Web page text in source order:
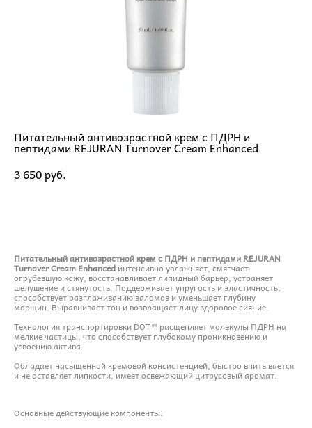
Питательный антивозрастной крем с ПДРН и
пептидами REJURAN Turnover Cream Enhanced
3 650 pуб.
Питательный антивозрастной крем с ПДРН и пептидами REJURAN
Turnover Cream Enhanced интенсивно увлажняет, смягчает
огрубевшую кожу, восстанавливает липидный барьер, устраняет
шелушение и стянутость. Поддерживает упругость и эластичность,
способствует разглаживанию заломов и уменьшает глубину
морщин. Выравнивает тон и возвращает лицу здоровое сияние.
Технология транспортировки DOT™ расщепляет молекулы ПДРН на
мелкие частицы, что способствует глубокому проникновению и
усвоению актива.
Обладает насыщенной кремовой консистенцией, быстро впитывается
и не оставляет липкости, имеет освежающий цитрусовый аромат.
Основные действующие компоненты: